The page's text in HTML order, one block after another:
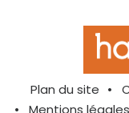
Plan du site